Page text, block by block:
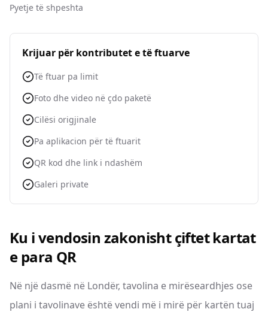
Pyetje të shpeshta
Krijuar për kontributet e të ftuarve
Të ftuar pa limit
Foto dhe video në çdo paketë
Cilësi origjinale
Pa aplikacion për të ftuarit
QR kod dhe link i ndashëm
Galeri private
Ku i vendosin zakonisht çiftet kartat
e para QR
Në një dasmë në Londër, tavolina e mirëseardhjes ose
plani i tavolinave është vendi më i mirë për kartën tuaj